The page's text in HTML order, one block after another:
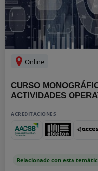
Online
CURSO
ACTIVIDADES
ACREDITACIONES
Relacionado con esta